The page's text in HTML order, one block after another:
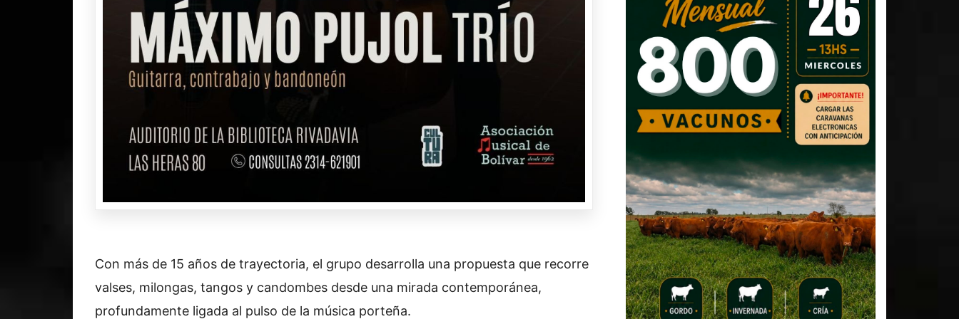
Con más de 15 años de trayectoria, el grupo desarrolla una propuesta que recorre
valses, milongas, tangos y candombes desde una mirada contemporánea,
profundamente ligada al pulso de la música porteña.